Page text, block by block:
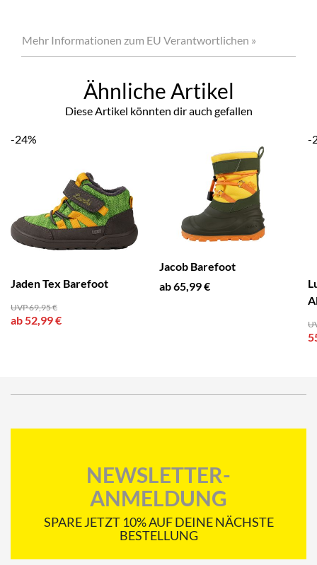
Mehr Informationen zum EU Verantwortlichen »
Ähnliche Artikel
Diese Artikel könnten dir auch gefallen
-24%
Jaden Tex Barefoot
UVP 69,95 €
ab 52,99 €
Jacob Barefoot
ab 65,99 €
-
NEWSLETTER-
ANMELDUNG
SPARE JETZT 10% AUF DEINE NÄCHSTE
BESTELLUNG